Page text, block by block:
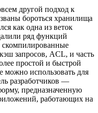
другой подход к
бороться хранилища
как одна из веток
ряд функций
скомпилированные
запросов, ACL, и часть
простой и быстрой
использовать для
разработчиков —
предназначенную
работающих на